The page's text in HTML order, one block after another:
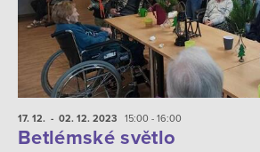
17. 12. - 02. 12. 2023 15:00 - 16:00
Betlémské světlo